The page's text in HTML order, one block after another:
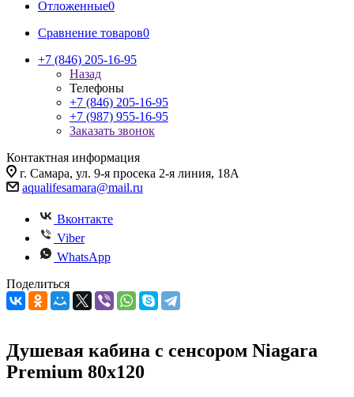
Отложенные0
Сравнение товаров0
+7 (846) 205-16-95
Назад
Телефоны
+7 (846) 205-16-95
+7 (987) 955-16-95
Заказать звонок
Контактная информация
г. Самара, ул. 9-я просека 2-я линия, 18А
aqualifesamara@mail.ru
Вконтакте
Viber
WhatsApp
Поделиться
Душевая кабина с сенсором Niagara
Premium 80x120